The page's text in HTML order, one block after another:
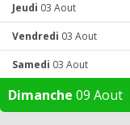
Jeudi 03 Aout
Vendredi 03 Aout
Samedi 03 Aout
Dimanche 09 Aout